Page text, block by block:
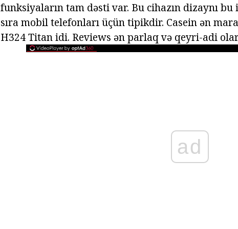
funksiyaların tam dəsti var. Bu cihazın dizaynı
sıra mobil telefonları üçün tipikdir. Casein ən
H324 Titan idi. Reviews ən parlaq və qeyri-adi
ad